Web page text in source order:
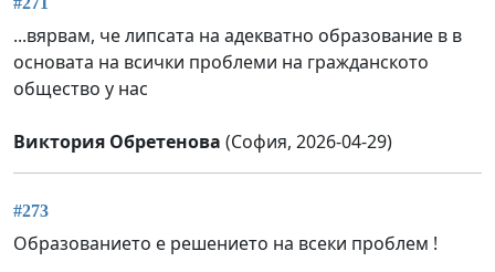
...вярвам, че липсата на адекватно образование в в
основата на всички проблеми на гражданското
общество у нас
Виктория Обретенова (София, 2026-04-29)
#273
Образованието е решението на всеки проблем !